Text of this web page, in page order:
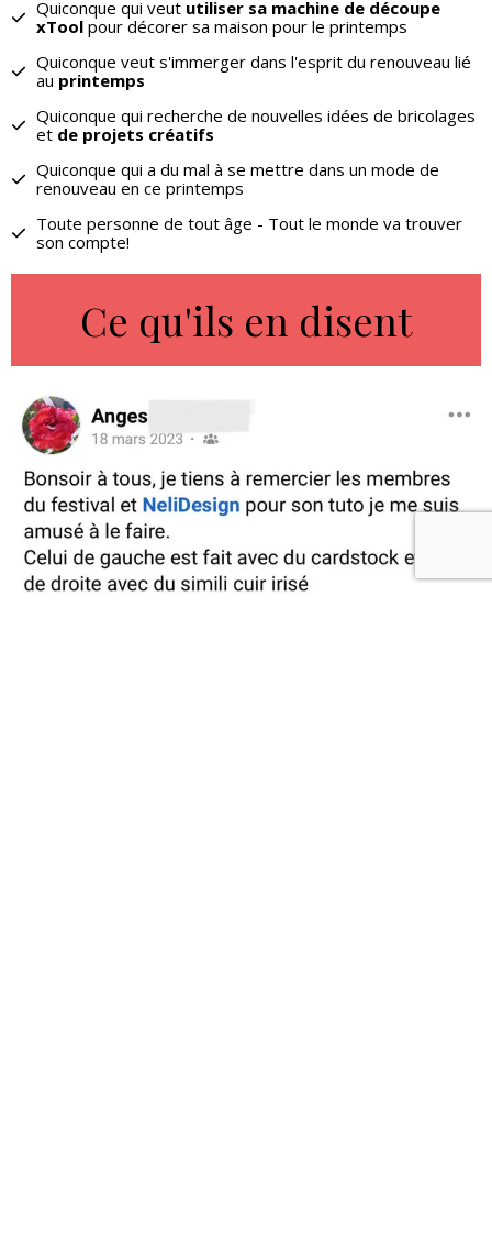
Quiconque qui veut utiliser sa machine de découpe
xToolpour décorer sa maison pour le printemps
Quiconque veut s'immerger dans l'esprit du renouveau lié
au printemps
Quiconque qui recherche de nouvelles idées de bricolages
etde projets créatifs
Quiconque qui a du mal à se mettre dans un mode de
renouveau en ce printemps
Toute personne de tout âge - Tout le monde va trouver
son compte!
Ce qu'ils en disent